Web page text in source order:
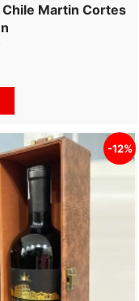
Martin Cortes
-12%